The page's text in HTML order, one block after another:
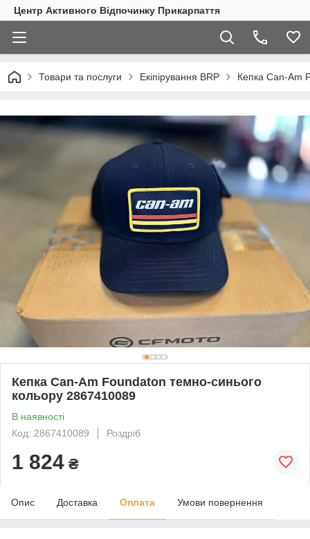
Центр Активного Відпочинку Прикарпаття
Товари та послуги Екіпірування BRP Кепка Can-Am
Кепка Can-Am Foundaton темно-синього
кольору 2867410089
В наявності
Код: 2867410089
Роздріб
1 824 ₴
Опис Доставка Оплата Умови повернення